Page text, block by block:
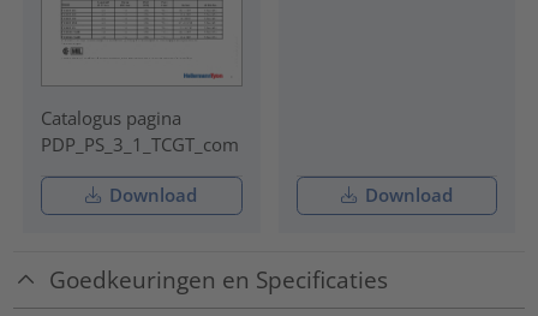
Catalogus pagina
PDP_PS_3_1_TCGT_com
Download Download
Goedkeuringen en Specificaties